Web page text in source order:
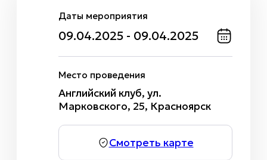
Даты мероприятия
09.04.2025 - 09.04.2025
Место проведения
Английский клуб, ул.
Марковского, 25, Красноярск
Смотреть карте